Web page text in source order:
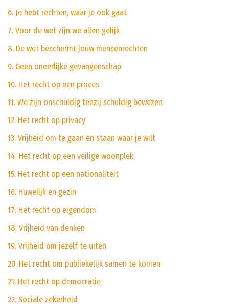
6. Je hebt rechten, waar je ook gaat
7. Voor de wet zijn we allen gelijk
8. De wet beschermt jouw mensenrechten
9. Geen oneerlijke gevangenschap
10. Het recht op een proces
11. We zijn onschuldig tenzij schuldig bewezen
12. Het recht op privacy
13. Vrijheid om te gaan en staan waar je wilt
14. Het recht op een veilige woonplek
15. Het recht op een nationaliteit
16. Huwelijk en gezin
17. Het recht op eigendom
18. Vrijheid van denken
19. Vrijheid om jezelf te uiten
20. Het recht om publiekelijk samen te komen
21. Het recht op democratie
22. Sociale zekerheid